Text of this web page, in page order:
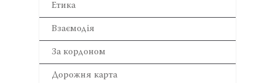
Етика
Взаємодія
За кордоном
Дорожня карта